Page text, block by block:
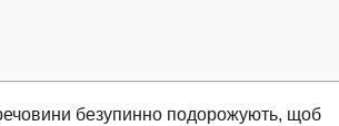
безупинно подорожують, щоб